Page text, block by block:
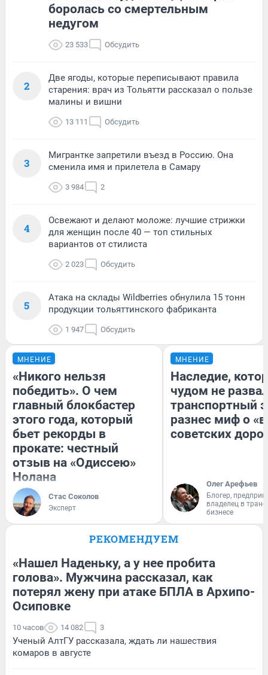
боролась со смертельным
недугом
23 533 Обсудить
2
Две ягоды, которые переписывают правила
старения: врач из Тольятти рассказал о пользе
малины и вишни
13 111 Обсудить
3
Мигрантке запретили въезд в Россию. Она
сменила имя и прилетела в Самару
3 984 2
4
Освежают и делают моложе: лучшие стрижки
для женщин после 40 — топ стильных
вариантов от стилиста
2 023 Обсудить
5
Атака на склады Wildberries обнулила 15 тонн
продукции тольяттинского фабриканта
1 947 Обсудить
МНЕНИЕ
«Никого нельзя
победить». О чем
главный блокбастер
этого года, который
бьет рекорды в
прокате: честный
отзыв на «Одиссею»
Нолана
Стас Соколов
Эксперт
МНЕНИЕ
Наследие,
чудом не
транспортный
разнес миф о
советских
Олег Арефьев
Блогер,
владелец в
бизнесе
РЕКОМЕНДУЕМ
«Нашел Наденьку, а у нее пробита
голова». Мужчина рассказал, как
потерял жену при атаке БПЛА в Архипо-
Осиповке
10 часов 14 082 3
Ученый АлтГУ рассказала, ждать ли нашествия
комаров в августе